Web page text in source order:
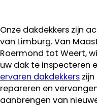
Onze dakdekkers zijn
van Limburg. Van
Roermond tot Weert,
uw dak te inspecteren
ervaren dakdekkers
repareren en
aanbrengen van